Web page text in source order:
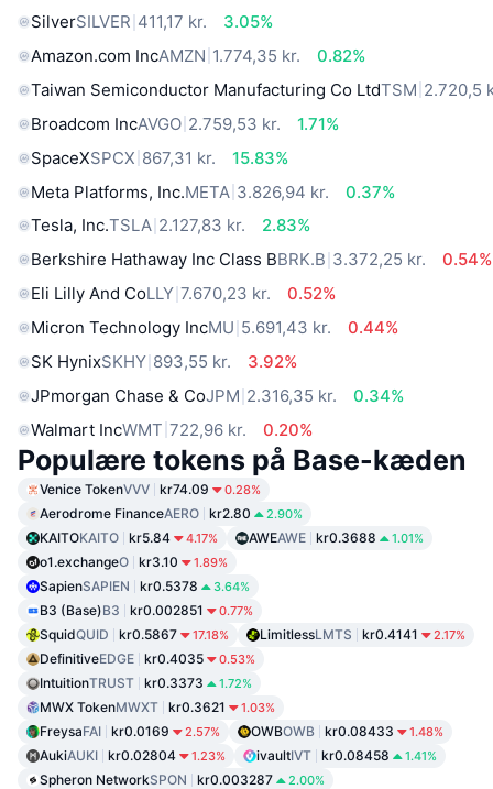
SilverSILVER 411,17 kr.
3.05%
Amazon.com IncAMZN 1.774,35 kr.
0.82%
Taiwan Semiconductor Manufacturing Co LtdTSM 2.720,5
Broadcom IncAVGO 2.759,53 kr.
1.71%
SpaceXSPCX 867,31 kr.
15.83%
Meta Platforms, Inc.META 3.826,94 kr.
0.37%
Tesla, Inc.TSLA 2.127,83 kr.
2.83%
Berkshire Hathaway Inc Class BBRK.B 3.372,25 kr.
0.54%
Eli Lilly And CoLLY 7.670,23 kr.
0.52%
Micron Technology IncMU 5.691,43 kr.
0.44%
SK HynixSKHY 893,55 kr.
3.92%
JPmorgan Chase & CoJPM 2.316,35 kr.
0.34%
Walmart IncWMT 722,96 kr. 0.20%
Populære tokens på Base-kæden
Venice TokenVVV kr74.09 0.28%
Aerodrome FinanceAERO kr2.80 2.90%
KAITOKAITO kr5.84 4.17% AWEAWE kr0.3688 1.01%
o1.exchangeO kr3.10 1.89%
SapienSAPIEN kr0.5378 3.64%
B3 (Base)B3 kr0.002851 0.77%
SquidQUID kr0.5867 17.18% LimitlessLMTS kr0.4141 2.17%
DefinitiveEDGE kr0.4035 0.53%
IntuitionTRUST kr0.3373 1.72%
MWX TokenMWXT kr0.3621 1.03%
FreysaFAI kr0.0169 2.57% OWBOWB kr0.08433 1.48%
AukiAUKI kr0.02804 1.23% ivaultIVT kr0.08458 1.41%
Spheron NetworkSPON kr0.003287 2.00%